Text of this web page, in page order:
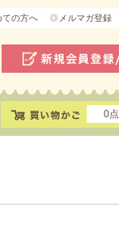
ての方へ メルマガ登録
0点